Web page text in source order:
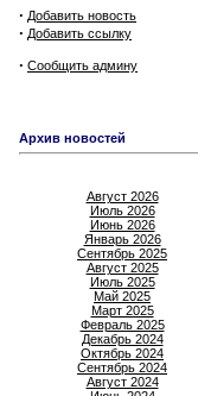
· Добавить новость
· Добавить ссылку
· Сообщить админу
Архив новостей
Август 2026
Июль 2026
Июнь 2026
Январь 2026
Сентябрь 2025
Август 2025
Июль 2025
Май 2025
Март 2025
Февраль 2025
Декабрь 2024
Октябрь 2024
Сентябрь 2024
Август 2024